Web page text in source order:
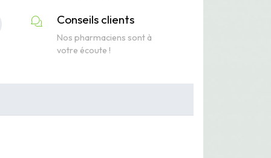
Conseils clients
Nos pharmaciens sont à
votre écoute !